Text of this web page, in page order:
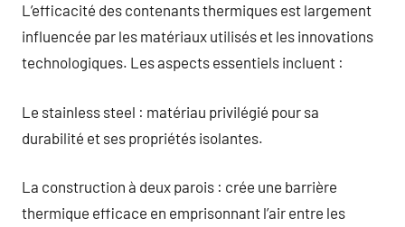
L’efficacité des contenants thermiques est largement
influencée par les matériaux utilisés et les innovations
technologiques. Les aspects essentiels incluent :
Le stainless steel : matériau privilégié pour sa
durabilité et ses propriétés isolantes.
La construction à deux parois : crée une barrière
thermique efficace en emprisonnant l’air entre les